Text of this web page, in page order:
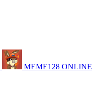
MEME128 ONLINE